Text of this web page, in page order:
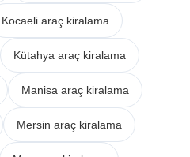
Kocaeli araç kiralama
Kütahya araç kiralama
Manisa araç kiralama
Mersin araç kiralama